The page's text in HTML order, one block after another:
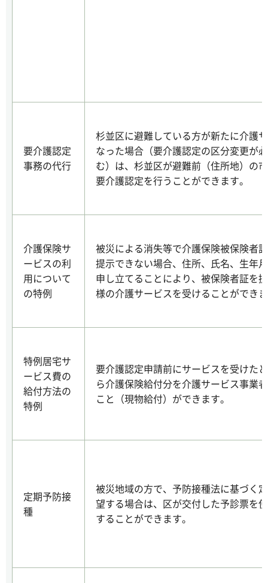
要介護認定
事務の代行
杉並区に避難している方が新たに介護
なった場合（要介護認定の区分変更が
む）は、杉並区が避難前（住所地）の
要介護認定を行うことができます。
介護保険サ
ービスの利
用について
の特例
被災による消失等で介護保険被保険者
提示できない場合、住所、氏名、生年
申し立てることにより、被保険者証を
様の介護サービスを受けることができ
特例居宅サ
ービス費の
給付方法の
特例
要介護認定申請前にサービスを受けた
ら介護保険給付分を介護サービス事業
こと（現物給付）ができます。
定期予防接
種
被災地域の方で、予防接種法に基づく
望する場合は、区が交付した予診票を
することができます。